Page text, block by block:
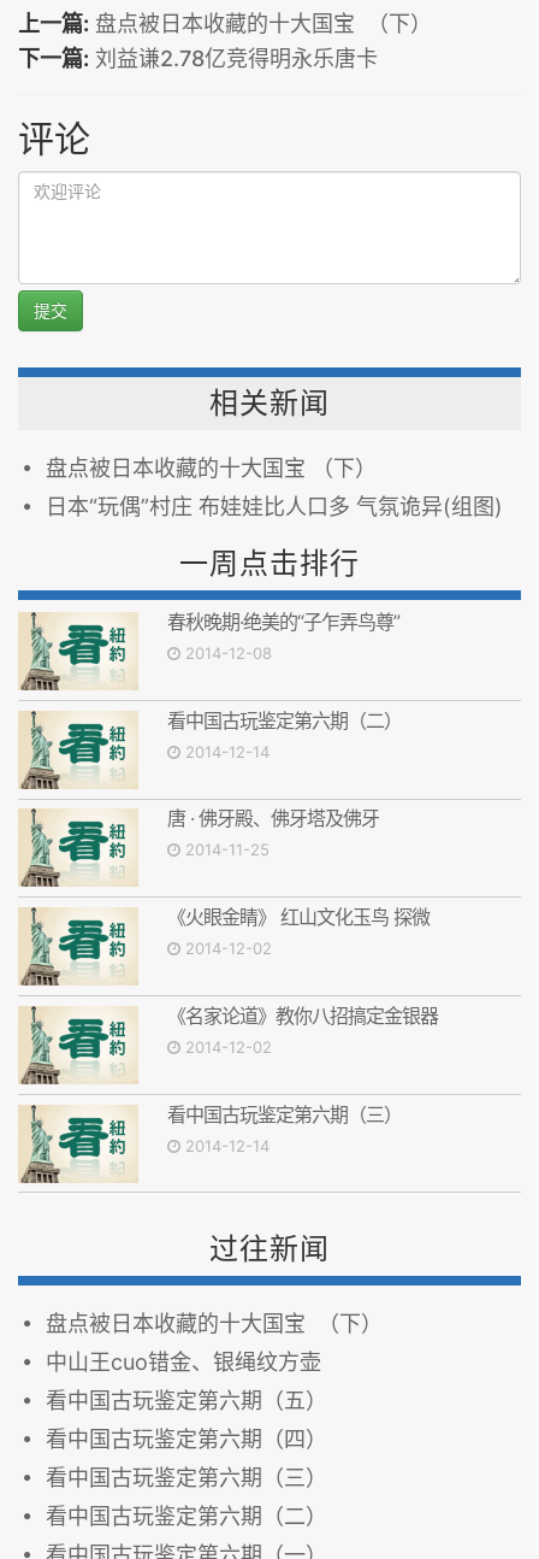
上一篇: 盘点被日本收藏的十大国宝 （下）
下一篇: 刘益谦2.78亿竞得明永乐唐卡
评论
提交
相关新闻
盘点被日本收藏的十大国宝 （下）
日本“玩偶”村庄 布娃娃比人口多 气氛诡异(组图)
一周点击排行
春秋晚期·绝美的“子乍弄鸟尊”
2014-12-08
看中国古玩鉴定第六期（二）
2014-12-14
唐 · 佛牙殿、佛牙塔及佛牙
2014-11-25
《火眼金睛》 红山文化玉鸟 探微
2014-12-02
《名家论道》教你八招搞定金银器
2014-12-02
看中国古玩鉴定第六期（三）
2014-12-14
过往新闻
盘点被日本收藏的十大国宝 （下）
中山王cuo错金、银绳纹方壶
看中国古玩鉴定第六期（五）
看中国古玩鉴定第六期（四）
看中国古玩鉴定第六期（三）
看中国古玩鉴定第六期（二）